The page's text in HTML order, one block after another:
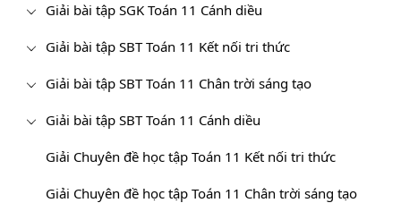
Giải bài tập SGK Toán 11 Cánh diều
Giải bài tập SBT Toán 11 Kết nối tri thức
Giải bài tập SBT Toán 11 Chân trời sáng tạo
Giải bài tập SBT Toán 11 Cánh diều
Giải Chuyên đề học tập Toán 11 Kết nối tri thức
Giải Chuyên đề học tập Toán 11 Chân trời sáng tạo